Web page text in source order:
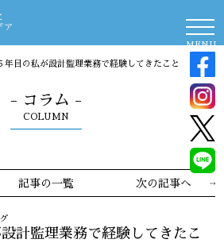
ア
MENU
- コラム -
COLUMN
年目の私が設計監理業務で経験してきたこと
記事の一覧 次の記事へ
計監理業務で経験してきたこ